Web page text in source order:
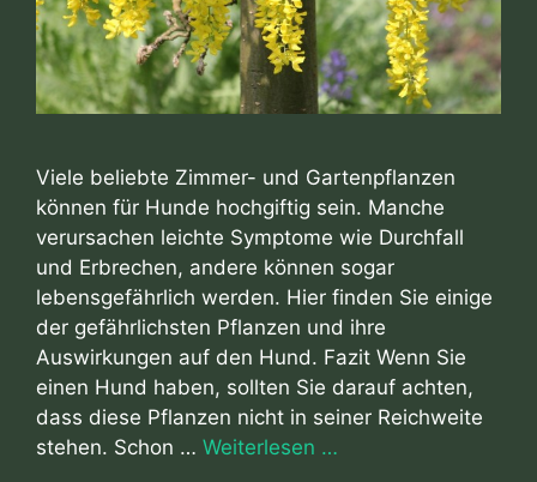
Viele beliebte Zimmer- und Gartenpflanzen
können für Hunde hochgiftig sein. Manche
verursachen leichte Symptome wie Durchfall
und Erbrechen, andere können sogar
lebensgefährlich werden. Hier finden Sie einige
der gefährlichsten Pflanzen und ihre
Auswirkungen auf den Hund. Fazit Wenn Sie
einen Hund haben, sollten Sie darauf achten,
dass diese Pflanzen nicht in seiner Reichweite
stehen. Schon … Weiterlesen …